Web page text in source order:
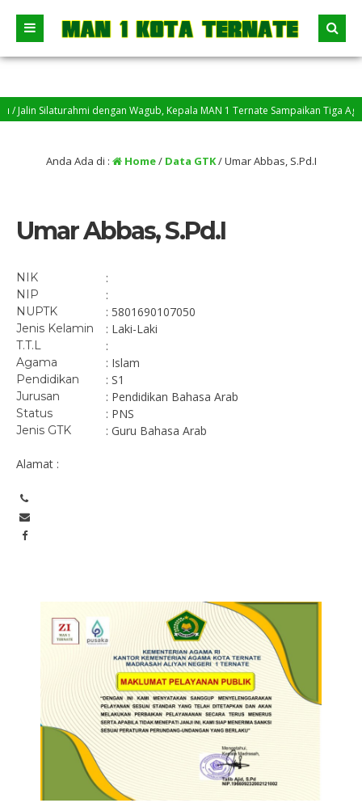
Silaturahmi dengan Wagub, Kepala MAN 1 Ternate Sampaikan Tiga
MANSTER 2026, Tumbuhkan Cinta Belajar dan Karakter Siswa
Anda Ada di : Home/ Data GTK/Umar Abbas, S.Pd.I
Umar Abbas, S.Pd.I
NIK :
NIP :
NUPTK : 5801690107050
Jenis Kelamin : Laki-Laki
T.T.L :
Agama : Islam
Pendidikan : S1
Jurusan : Pendidikan Bahasa Arab
Status : PNS
Jenis GTK : Guru Bahasa Arab
Alamat :